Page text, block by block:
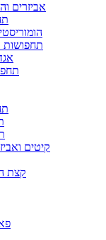
אביזרים
תחפושות
קיטים
קצת